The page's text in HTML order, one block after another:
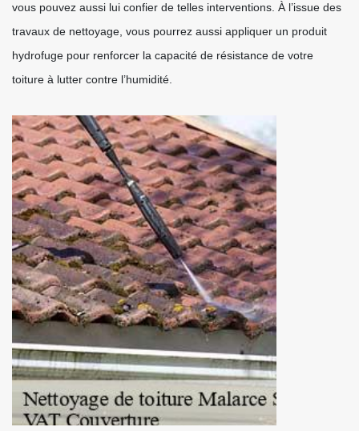
vous pouvez aussi lui confier de telles interventions. À l’issue des
travaux de nettoyage, vous pourrez aussi appliquer un produit
hydrofuge pour renforcer la capacité de résistance de votre
toiture à lutter contre l’humidité.